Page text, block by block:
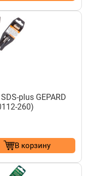
plus GEPARD
260)
В корзину